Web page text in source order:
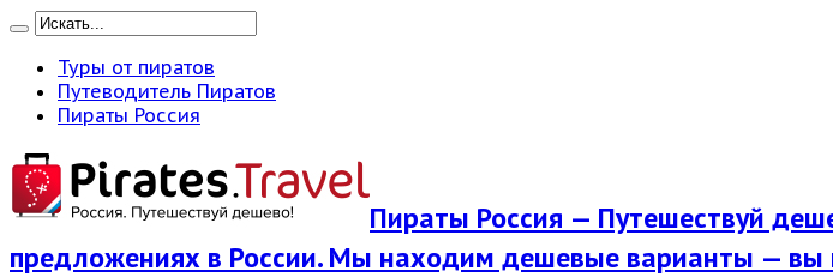
Туры от пиратов
Путеводитель Пиратов
Пираты Россия
Пираты Россия — Путешествуй
предложениях в России. Мы находим дешевые варианты — вы